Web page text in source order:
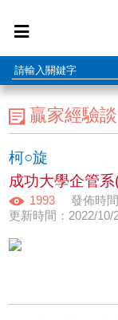
贏家經驗談
柯○旋
成功大學企管
1993
發佈時
更新時間：2022/10/